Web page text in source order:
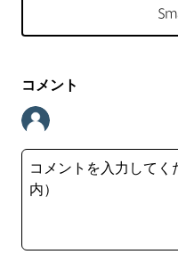
コメント